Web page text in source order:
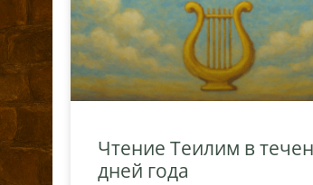
Чтение Теилим в
дней года